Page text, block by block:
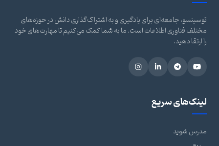
توسینسو، جامعه‌ای برای یادگیری و به اشتراک‌گذاری دانش در حوزه‌های
مختلف فناوری اطلاعات است. ما به شما کمک می‌کنیم تا مهارت‌های خود
را ارتقا دهید.
لینک‌های سریع
مدرس شوید